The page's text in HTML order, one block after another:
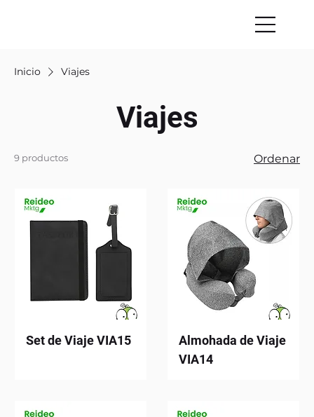
Inicio Viajes
Viajes
9 productos Ordenar
Set de Viaje VIA15
Almohada de Viaje
VIA14